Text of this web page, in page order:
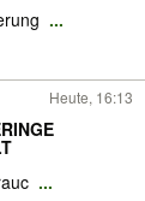
...
Heute, 16:13
...